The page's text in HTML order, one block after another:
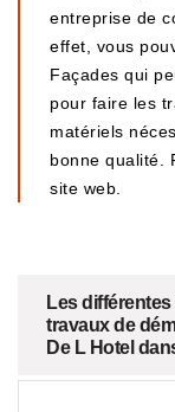
entreprise de
effet, vous
Façades qui
pour faire les
matériels
bonne qualité.
site web.
Les
travaux de
De L Hotel